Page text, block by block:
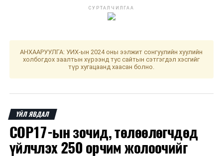
зөвлөгөө, мэдээлэл өгөх,
- Эрт илрүүлгийн үзлэг, оношилгоог үнэ
төлбөргүй зохион байгуулах,
сургалт, дадлага явуулах зэрэг үйл
СУРТАЛЧИЛГАА
АНХААРУУЛГА: УИХ-ын 2024 оны ээлжит сонгуулийн хуулийн
холбогдох заалтын хүрээнд тус сайтын сэтгэгдэл хэсгийг
түр хугацаанд хаасан болно.
ҮЙЛ ЯВДАЛ
COP17-ын зочид, төлөөлөгчдөд
үйлчлэх 250 орчим жолоочийг